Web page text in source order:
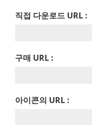
직접 다운로드 URL :
구매 URL :
아이콘의 URL :